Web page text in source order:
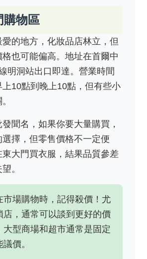
購物區
的地方，化妝品店林立，但
格也可能偏高。地址在首爾中
明洞站出口即達。營業時間
10點到晚上10點，但有些小
聞名，如果你要大量購買，
擇，但零售價格不一定便
大門買衣服，結果品質參差
。
市場購物時，記得殺價！尤
店，通常可以談到更好的價
大型商場和超市通常是固定
價。